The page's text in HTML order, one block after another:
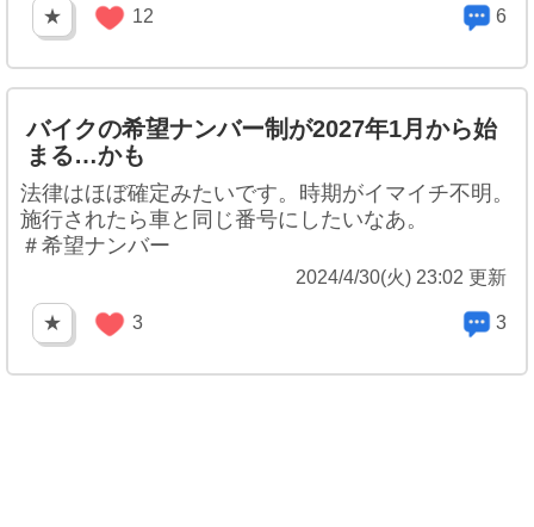
★ 12 6
バイクの希望ナンバー制が2027年1月から始
まる…かも
法律はほぼ確定みたいです。時期がイマイチ不明。
施行されたら車と同じ番号にしたいなあ。
＃希望ナンバー
2024/4/30(火) 23:02 更新
★ 3 3